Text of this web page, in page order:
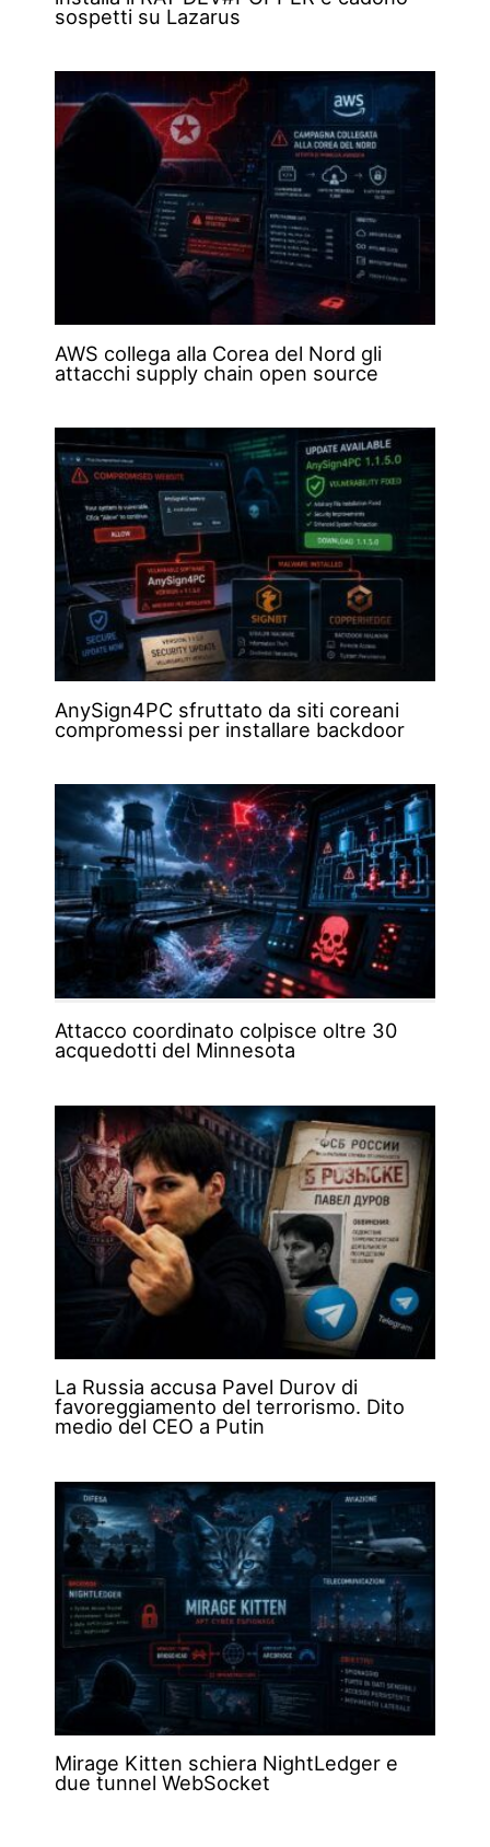
sospetti su Lazarus
AWS collega alla Corea del Nord gli
attacchi supply chain open source
AnySign4PC sfruttato da siti coreani
compromessi per installare backdoor
Attacco coordinato colpisce oltre 30
acquedotti del Minnesota
La Russia accusa Pavel Durov di
favoreggiamento del terrorismo. Dito
medio del CEO a Putin
Mirage Kitten schiera NightLedger e
due tunnel WebSocket